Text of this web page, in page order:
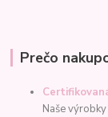
Prečo
Naše